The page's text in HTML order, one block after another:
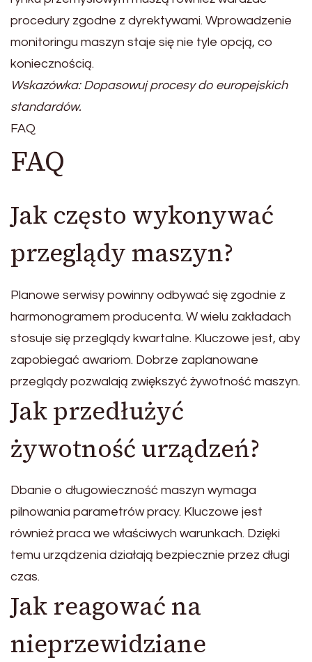
procedury zgodne z dyrektywami. Wprowadzenie
monitoringu maszyn staje się nie tyle opcją, co
koniecznością.
Wskazówka: Dopasowuj procesy do europejskich
standardów.
FAQ
FAQ
Jak często wykonywać
przeglądy maszyn?
Planowe serwisy powinny odbywać się zgodnie z
harmonogramem producenta. W wielu zakładach
stosuje się przeglądy kwartalne. Kluczowe jest, aby
zapobiegać awariom. Dobrze zaplanowane
przeglądy pozwalają zwiększyć żywotność maszyn.
Jak przedłużyć
żywotność urządzeń?
Dbanie o długowieczność maszyn wymaga
pilnowania parametrów pracy. Kluczowe jest
również praca we właściwych warunkach. Dzięki
temu urządzenia działają bezpiecznie przez długi
czas.
Jak reagować na
nieprzewidziane